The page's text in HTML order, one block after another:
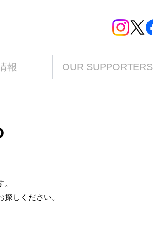
報 OUR SUPPORTERS
しください。